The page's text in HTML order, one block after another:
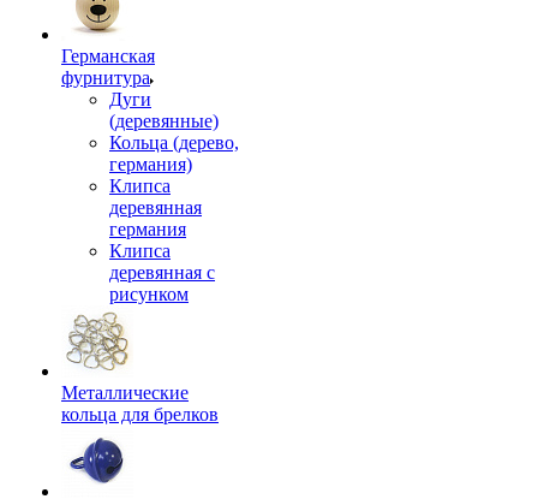
Германская
фурнитура
Дуги
(деревянные)
Кольца (дерево,
германия)
Клипса
деревянная
германия
Клипса
деревянная с
рисунком
Металлические
кольца для брелков